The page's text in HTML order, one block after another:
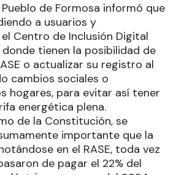
de Formosa informó que
a usuarios y
Centro de Inclusión Digital
donde tienen la posibilidad de
o actualizar su registro al
cambios sociales o
hogares, para evitar así tener
energética plena.
de la Constitución, se
importante que la
en el RASE, toda vez
de pagar el 22% del